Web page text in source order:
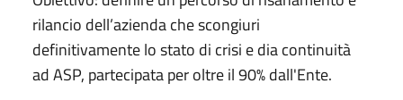
rilancio dell’azienda che scongiuri
definitivamente lo stato di crisi e dia continuità
ad ASP, partecipata per oltre il 90% dall'Ente.